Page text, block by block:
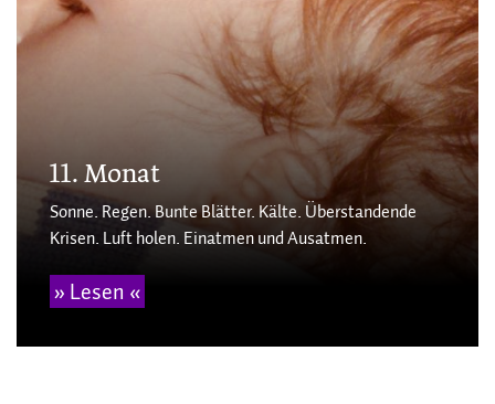
11. Monat
Sonne. Regen. Bunte Blätter. Kälte. Überstandende
Krisen. Luft holen. Einatmen und Ausatmen.
» Lesen «